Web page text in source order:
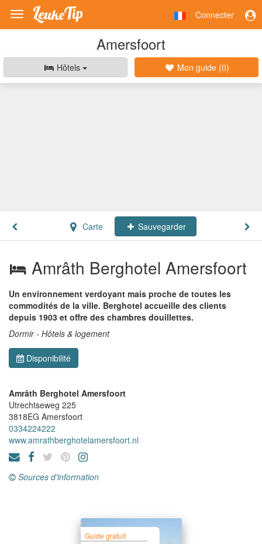
Toggle
navigation
Connecter
Amersfoort
Hôtels Mon guide (0)
Carte Sauvegarder
Amrâth Berghotel Amersfoort
Un environnement verdoyant mais proche de toutes les
commodités de la ville. Berghotel accueille des clients
depuis 1903 et offre des chambres douillettes.
Dormir - Hôtels & logement
Disponibilité
Amrâth Berghotel Amersfoort
Utrechtseweg 225
3818EG Amersfoort
0334224222
www.amrathberghotelamersfoort.nl
Sources d'information
Guide gratuit